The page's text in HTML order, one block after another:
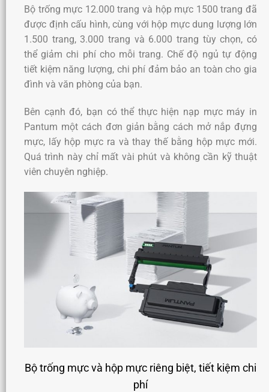
Bộ trống mực 12.000 trang và hộp mực 1500 trang đã
được định cấu hình, cùng với hộp mực dung lượng lớn
1.500 trang, 3.000 trang và 6.000 trang tùy chọn, có
thể giảm chi phí cho mỗi trang. Chế độ ngủ tự động
tiết kiệm năng lượng, chi phí đảm bảo an toàn cho gia
đình và văn phòng của bạn.
Bên cạnh đó, bạn có thể thực hiện nạp mực máy in
Pantum một cách đơn giản bằng cách mở nắp đựng
mực, lấy hộp mực ra và thay thế bằng hộp mực mới.
Quá trình này chỉ mất vài phút và không cần kỹ thuật
viên chuyên nghiệp.
Bộ trống mực và hộp mực riêng biệt, tiết kiệm chi
phí